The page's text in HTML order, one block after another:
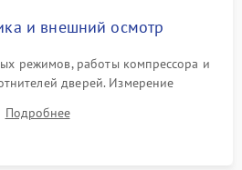
2000 ₽ Подробнее →
1000 ₽
и внешний осмотр
режимов, работы компрессора и
дверей. Измерение
мотора, проверка термостата и
с электронного дисплея.
Подробнее